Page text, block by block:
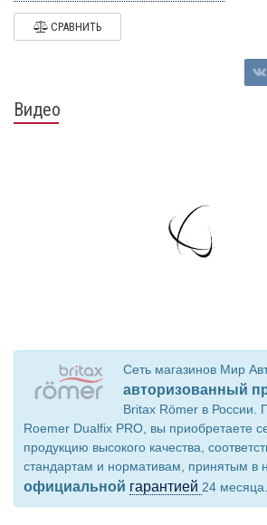
СРАВНИТЬ
Видео
Сеть магазинов Мир
авторизованный
Britax Römer в России.
Roemer Dualfix PRO, вы приобретаете
продукцию высокого качества,
стандартам и нормативам, принятым в
официальной гарантией 24 месяца.